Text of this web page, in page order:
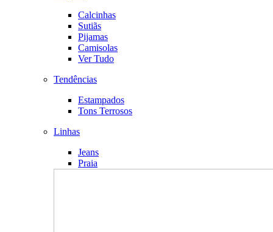
Calcinhas
Sutiãs
Pijamas
Camisolas
Ver Tudo
Tendências
Estampados
Tons Terrosos
Linhas
Jeans
Praia